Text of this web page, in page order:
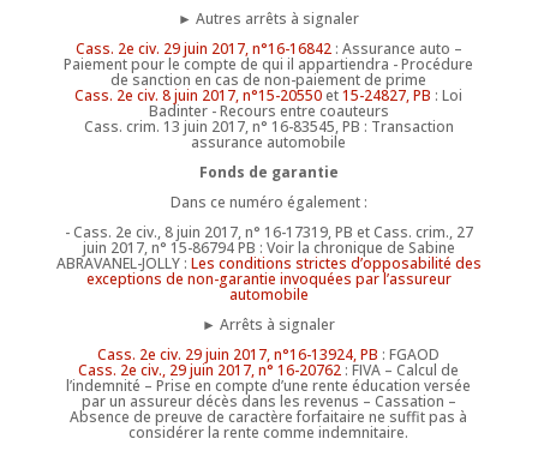
► Autres arrêts à signaler
Cass. 2e civ. 29 juin 2017, n°16-16842: Assurance auto –
Paiement pour le compte de qui il appartiendra - Procédure
de sanction en cas de non-paiement de prime
Cass. 2e civ. 8 juin 2017, n°15-20550et15-24827, PB : Loi
Badinter - Recours entre coauteurs
Cass. crim. 13 juin 2017, n° 16-83545, PB : Transaction
assurance automobile
Fonds de garantie
Dans ce numéro également :
- Cass. 2e civ., 8 juin 2017, n° 16-17319, PB et Cass. crim., 27
juin 2017, n° 15-86794 PB : Voir la chronique de Sabine
ABRAVANEL-JOLLY : Les conditions strictes d’opposabilité des
exceptions de non-garantie invoquées par l’assureur
automobile
► Arrêts à signaler
Cass. 2e civ. 29 juin 2017, n°16-13924, PB : FGAOD
Cass. 2e civ., 29 juin 2017, n° 16-20762 : FIVA – Calcul de
l’indemnité – Prise en compte d’une rente éducation versée
par un assureur décès dans les revenus – Cassation –
Absence de preuve de caractère forfaitaire ne suffit pas à
considérer la rente comme indemnitaire.